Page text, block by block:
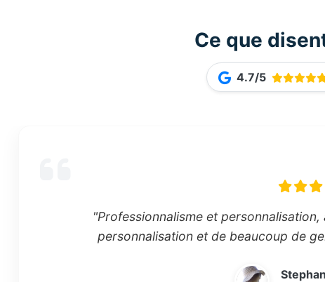
Ce que
4.7/5
"Professionnalisme et
personnalisation et de beaucoup de